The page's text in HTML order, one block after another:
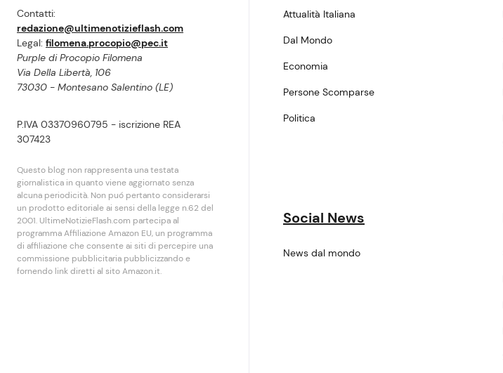
Contatti:
redazione@ultimenotizieflash.com
Legal: filomena.procopio@pec.it
Purple di Procopio Filomena
Via Della Libertà, 106
73030 - Montesano Salentino (LE)
P.IVA 03370960795 - iscrizione REA
307423
Questo blog non rappresenta una testata
giornalistica in quanto viene aggiornato senza
alcuna periodicità. Non puó pertanto considerarsi
un prodotto editoriale ai sensi della legge n.62 del
2001. UltimeNotizieFlash.com partecipa al
programma Affiliazione Amazon EU, un programma
di affiliazione che consente ai siti di percepire una
commissione pubblicitaria pubblicizzando e
fornendo link diretti al sito Amazon.it.
Attualità Italiana
Dal Mondo
Economia
Persone Scomparse
Politica
Social News
News dal mondo